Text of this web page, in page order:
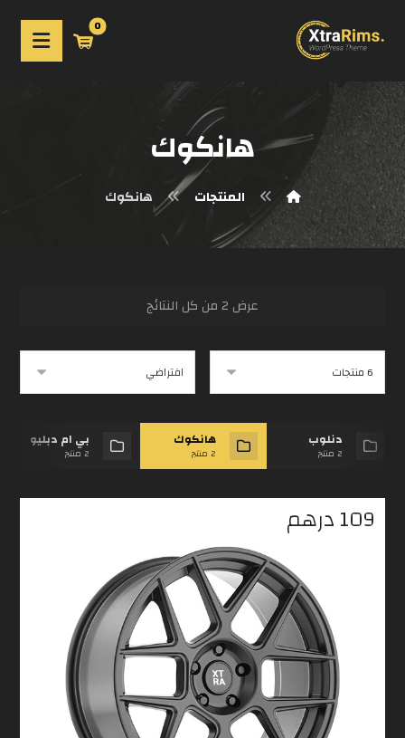
هانكوك
المنتجات هانكوك
عرض ⁦2⁩ من كل النتائج
دنلوب
2 منتج
هانكوك
2 منتج
بي ام دبليو
2 منتج
109درهم